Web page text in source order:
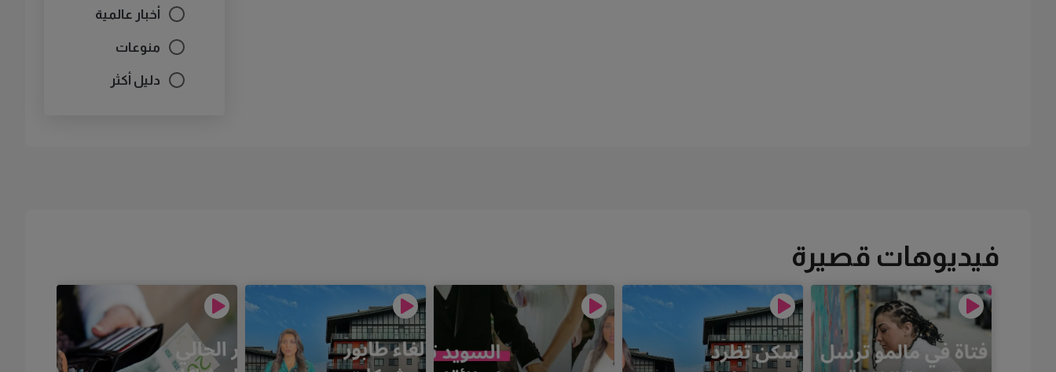
أخبار عالمية
منوعات
دليل أكثر
فيديوهات قصيرة